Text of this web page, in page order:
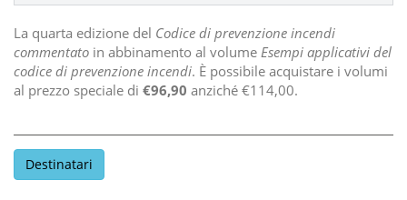
La quarta edizione del Codice di prevenzione incendi
commentato in abbinamento al volume Esempi applicativi del
codice di prevenzione incendi. È possibile acquistare i volumi
al prezzo speciale di €96,90 anziché €114,00.
Destinatari